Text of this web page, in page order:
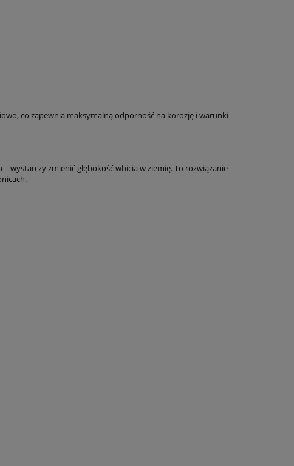
co zapewnia maksymalną odporność na korozję i warunki
wystarczy zmienić głębokość wbicia w ziemię. To rozwiązanie